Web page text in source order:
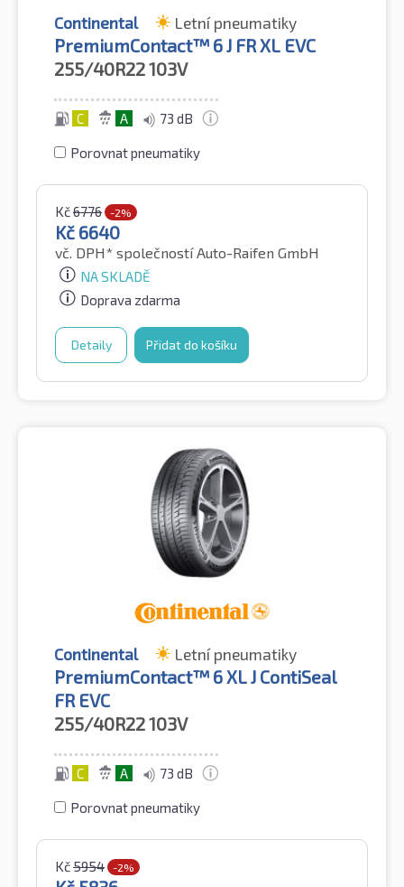
Continental Letní pneumatiky
PremiumContact™ 6 J FR XL EVC
255/40R22103V
C A 73 dB
Porovnat pneumatiky
Kč6776 -2%
Kč 6640
vč. DPH* společností Auto-Raifen GmbH
NA SKLADĚ
Doprava zdarma
Detaily Přidat do košíku
Continental Letní pneumatiky
PremiumContact™ 6 XL J ContiSeal
FR EVC
255/40R22103V
C A 73 dB
Porovnat pneumatiky
Kč5954 -2%